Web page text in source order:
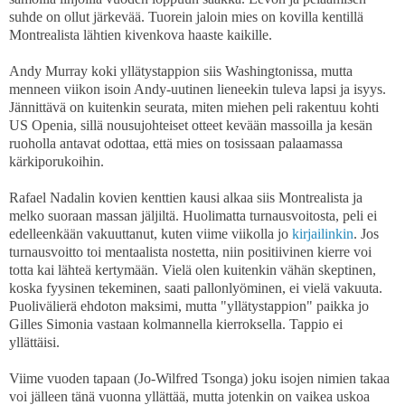
suhde on ollut järkevää. Tuorein jaloin mies on kovilla kentillä
Montrealista lähtien kivenkova haaste kaikille.
Andy Murray koki yllätystappion siis Washingtonissa, mutta
menneen viikon isoin Andy-uutinen lieneekin tuleva lapsi ja isyys.
Jännittävä on kuitenkin seurata, miten miehen peli rakentuu kohti
US Openia, sillä nousujohteiset otteet kevään massoilla ja kesän
ruoholla antavat odottaa, että mies on tosissaan palaamassa
kärkiporukoihin.
Rafael Nadalin kovien kenttien kausi alkaa siis Montrealista ja
melko suoraan massan jäljiltä. Huolimatta turnausvoitosta, peli ei
edelleenkään vakuuttanut, kuten viime viikolla jo kirjailinkin. Jos
turnausvoitto toi mentaalista nostetta, niin positiivinen kierre voi
totta kai lähteä kertymään. Vielä olen kuitenkin vähän skeptinen,
koska fyysinen tekeminen, saati pallonlyöminen, ei vielä vakuuta.
Puolivälierä ehdoton maksimi, mutta "yllätystappion" paikka jo
Gilles Simonia vastaan kolmannella kierroksella. Tappio ei
yllättäisi.
Viime vuoden tapaan (Jo-Wilfred Tsonga) joku isojen nimien takaa
voi jälleen tänä vuonna yllättää, mutta jotenkin on vaikea uskoa